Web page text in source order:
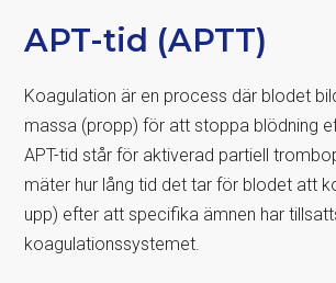
APT-tid (APTT)
Koagulation är en process där blodet
massa (propp) för att stoppa blödning
APT-tid står för aktiverad partiell
mäter hur lång tid det tar för blodet att
upp) efter att specifika ämnen har
koagulationssystemet.